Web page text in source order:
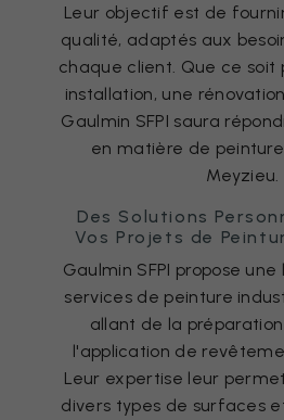
Leur objectif est de
qualité, adaptés aux
chaque client. Que ce soit
installation, une
Gaulmin SFPI saura
en matière de
Meyzieu.
Des Solutions
Vos Projets de
Gaulmin SFPI propose
services de peinture
allant de la
l'application de
Leur expertise leur
divers types de surfaces